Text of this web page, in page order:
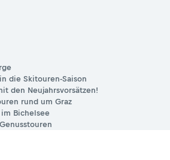
die Skitouren-Saison
den Neujahrsvorsätzen!
rund um Graz
Bichelsee